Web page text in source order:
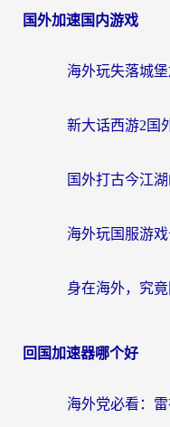
国外加速国内游戏
回国加速器哪个好